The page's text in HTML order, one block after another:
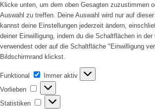
Klicke unten, um dem oben Gesagten zuzustimmen
Auswahl zu treffen. Deine Auswahl wird nur auf
kannst deine Einstellungen jederzeit ändern,
deiner Einwilligung, indem du die Schaltflächen in der
verwendest oder auf die Schaltfläche "Einwilligung
Bildschirmrand klickst.
Funktional Funktional
Immer aktiv
Vorlieben
Vorlieben
Statistiken Statistiken